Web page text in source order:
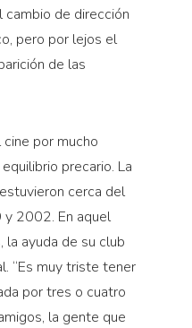
de dirección
pero por lejos el
de las
por mucho
precario. La
cerca del
2002. En aquel
la ayuda de su club
“Es muy triste tener
por tres o cuatro
la gente que